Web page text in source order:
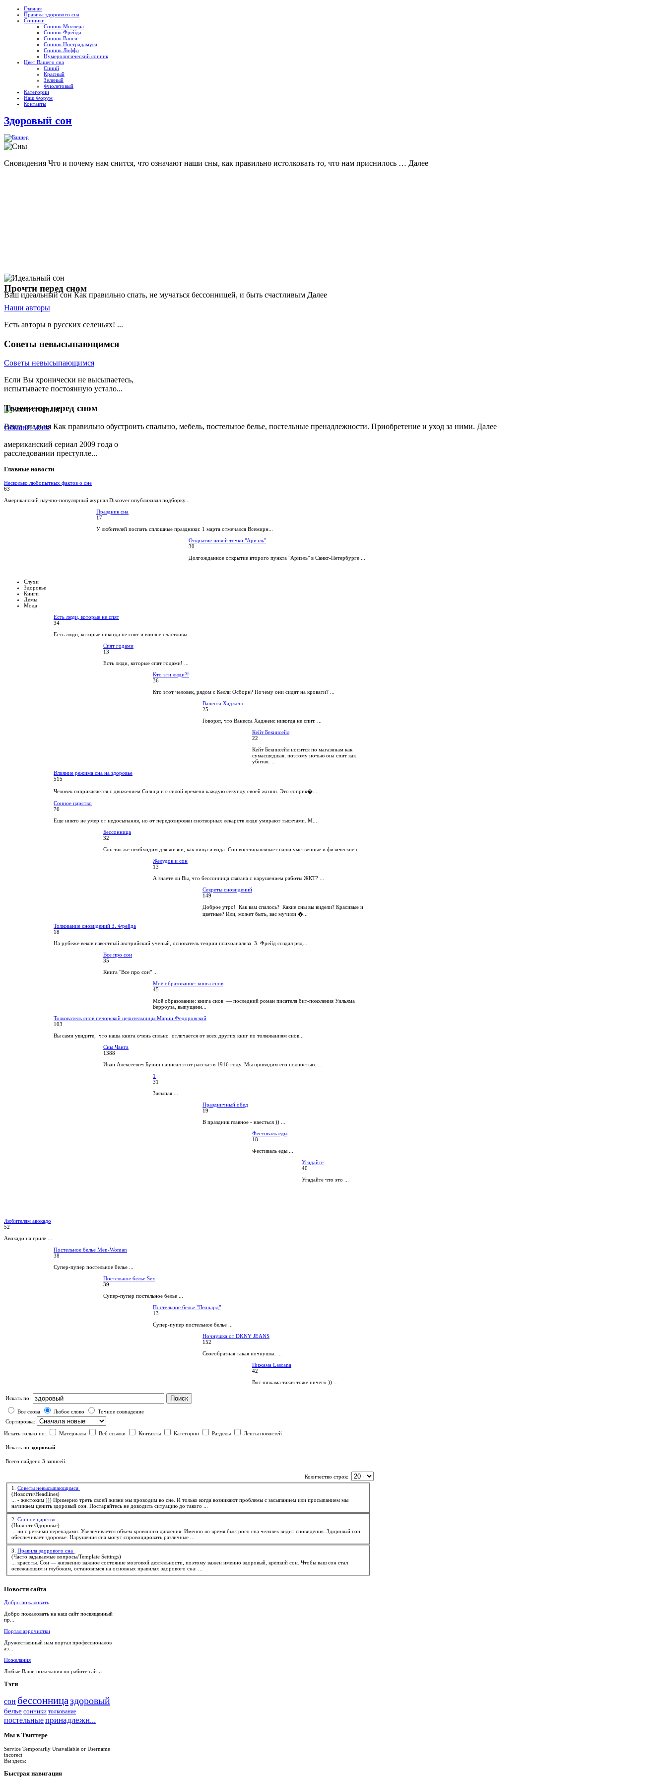
Главная
Правила здорового сна
Сонники
Сонник Миллера
Сонник Фрейда
Сонник Ванги
Сонник Нострадамуса
Сонник Лоффа
Нумерологический сонник
Цвет Вашего сна
Синий
Красный
Зеленый
Фиолетовый
Категории
Наш Форум
Контакты
Здоровый сон
Сновидения Что и почему нам снится, что означают наши сны, как правильно истолковать то, что нам приснилось … Далее
Ваш идеальный сон Как правильно спать, не мучаться бессонницей, и быть счастливым Далее
Ваша спальня Как правильно обустроить спальню, мебель, постельное белье, постельные пренадлежности. Приобретение и уход за ними. Далее
Прочти перед сном
Наши авторы
Есть авторы в русских селеньях! ...
Советы невысыпающимся
Советы невысыпающимся
Если Вы хронически не высыпаетесь,
испытываете постоянную устало...
Телевизорперед сном
Обмани меня
американский сериал 2009 года о
расследовании преступле...
Главные новости
Несколько любопытных фактов о сне
63
Американский научно-популярный журнал Discover опубликовал подборку...
Праздник сна
17
У любителей поспать сплошные праздники: 1 марта отмечался Всемирн...
Открытие новой точки "Ариэль"
30
Долгожданное открытие второго пункта "Ариэль" в Санкт-Петербурге ...
Слухи
Здоровье
Книги
Демы
Мода
Есть люди, которые не спят
34
Есть люди, которые никогда не спят и вполне счастливы ...
Спят годами
13
Есть люди, которые спят годами! ...
Кто эти люди?!
36
Кто этот человек, рядом с Келли Осборн? Почему они сидят на кровати? ...
Ванесса Хадженс
25
Говорят, что Ванесса Хадженс никогда не спит. ...
Кейт Бекинсейл
22
Кейт Бекинсейл носится по магазинам как
сумасшедшая, поэтому ночью она спит как
убитая. ...
Влияние режима сна на здоровье
515
Человек соприкасается с движением Солнца и с силой времени каждую секунду своей жизни. Это соприк�...
Сонное царство
76
Еще никто не умер от недосыпания, но от передозировки снотворных лекарств люди умирают тысячами. М...
Бессонница
32
Сон так же необходим для жизни, как пища и вода. Сон восстанавливает наши умственные и физические с...
Желудок и сон
13
А знаете ли Вы, что бессонница связана с нарушением работы ЖКТ? ...
Секреты сновидений
149
Доброе утро! Как вам спалось? Какие сны вы видели? Красивые и
цветные? Или, может быть, вас мучили �...
Толкование сновидений З. Фрейда
18
На рубеже веков известный австрийский ученый, основатель теории психоанализа З. Фрейд создал ряд...
Все про сон
35
Книга "Все про сон" ...
Моё образование: книга снов
45
Моё образование: книга снов — последний роман писателя бит-поколения Уильяма
Берроуза, выпущенн...
Толкователь снов печорской целительницы Марии Федоровской
103
Вы сами увидите, что наша книга очень сильно отличается от всех других книг по толкованиям снов...
Сны Чанга
1388
Иван Алексеевич Бунин написал этот рассказ в 1916 году. Мы приводим его полностью. ...
1
31
Засыпая ...
Праздничный обед
19
В праздник главное - наесться )) ...
Фестиваль еды
18
Фестиваль еды ...
Угадайте
40
Угадайте что это ...
Любителям авокадо
52
Авокадо на гриле ...
Постельное белье Men-Woman
38
Супер-пупер постельное белье ...
Постельное белье Sex
39
Супер-пупер постельное белье ...
Постельное белье "Леопард"
13
Супер-пупер постельное белье ...
Ночнушка от DKNY JEANS
152
Своеобразная такая ночнушка. ...
Пижама Lascana
42
Вот пижама такая тоже ничего )) ...
Искать по: Поиск
Все слова Любое слово
Точное совпадение
Сортировка:
Искать только по:
Материалы Веб ссылки Контакты Категории Разделы Ленты новостей
Искать по здоровый
Всего найдено 3 записей.
Количество строк:
1.Советы невысыпающимся
(Новости/Headlines)
... - жестоким ))) Примерно треть своей жизни мы проводим во сне. И только когда возникают проблемы с засыпанием или просыпанием мы
начинаем ценитьздоровый сон. Постарайтесь не доводить ситуацию до такого ...
2.Сонное царство
(Новости/Здоровье)
... но с резкими перепадами. Увеличивается объем кровяного давления. Именно во время быстрого сна человек видит сновидения.Здоровый сон
обеспечивает здоровье. Нарушения сна могут спровоцировать различные ...
3.Правила здорового сна
(Часто задаваемые вопросы/Template Settings)
... красоты. Сон — жизненно важное состояние мозговой деятельности, поэтому важен именноздоровый , крепкий сон. Чтобы ваш сон стал
освежающим и глубоким, остановимся на основных правилах здорового сна: ...
Новости сайта
Добро пожаловать
Добро пожаловать на наш сайт посвященный
пр...
Портал аэрочистки
Дружественный нам портал профессионалов
аэ...
Пожелания
Любые Ваши пожелания по работе сайта ...
Тэги
сон бессонницаздоровый
белье сонники толкование
постельныепринадлежн...
Мы в Твиттере
Service Temporarily Unavailable or Username
incorect
Вы здесь:
Быстрая навигация